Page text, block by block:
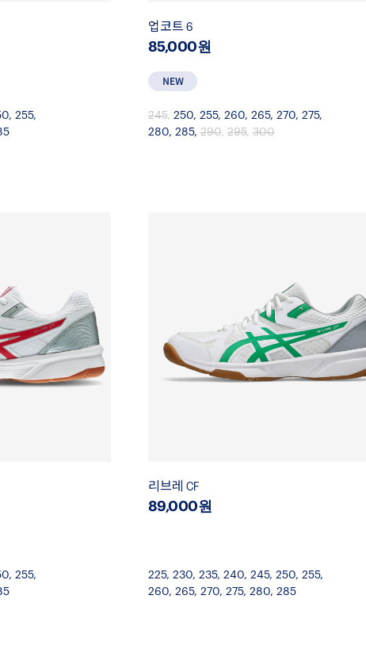
, 255,
업코트 6
85,000원
245, 250, 255, 260, 265, 270, 275,
280, 285,290,295,300
, 255,
리브레 CF
89,000원
225, 230, 235, 240, 245, 250, 255,
260, 265, 270, 275, 280, 285